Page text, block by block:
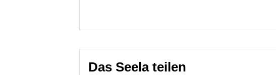
Das Seela teilen